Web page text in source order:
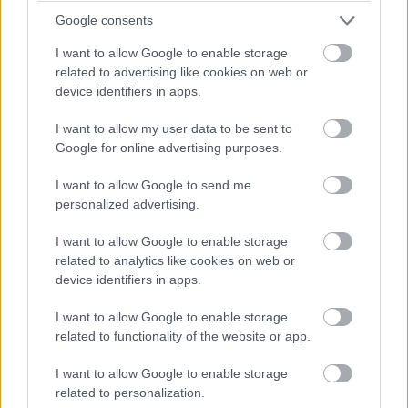
Google consents
I want to allow Google to enable storage
related to advertising like cookies on web or
device identifiers in apps.
I want to allow my user data to be sent to
Google for online advertising purposes.
I want to allow Google to send me
personalized advertising.
I want to allow Google to enable storage
related to analytics like cookies on web or
device identifiers in apps.
I want to allow Google to enable storage
related to functionality of the website or app.
I want to allow Google to enable storage
related to personalization.
A brit csapatok vennék át az F1
irányítását? A hírek szerint öt szigetországi
központú alakulat, a McLaren, a Williams, a
Jordan, a BAR és az Arrows megalapították a
GPT Ltd. vállalatot, amely célként tűzte ki, hogy
át, amit a nemrég csődbe jutott Kirch
médiacsoport birtokol. Az érintett csapatok azt
beleszólásuk lehet a sport jövőjébe és
szabályaiba, illetve a bevételekből is nagyobb
arányban részesülhetnek.